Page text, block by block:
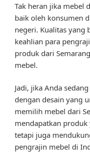
Tak heran jika mebel
baik oleh konsumen
negeri. Kualitas yang
keahlian para
produk dari
mebel.
Jadi, jika Anda
dengan desain yang
memilih mebel dari
mendapatkan produk
tetapi juga
pengrajin mebel di